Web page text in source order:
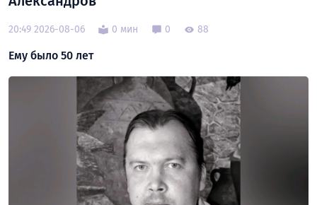
20:49 2026-08-06 0 мин 0 88
Ему было 50 лет